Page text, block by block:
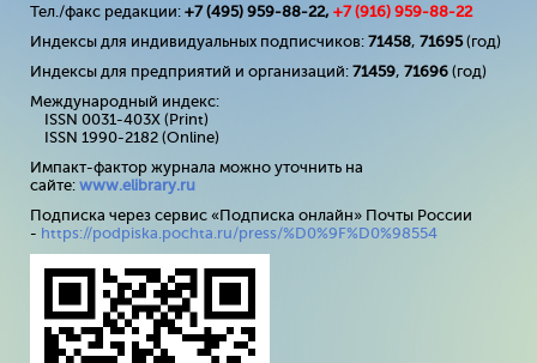
Тел./факс редакции: +7 (495) 959-88-22, +7 (916) 959-88-22
Индексы для индивидуальных подписчиков: 71458, 71695(год)
Индексы для предприятий и организаций: 71459, 71696 (год)
Международный индекс:
ISSN 0031-403X (Print)
ISSN 1990-2182 (Online)
Импакт-фактор журнала можно уточнить на
сайте: www.elibrary.ru
Подписка через сервис «Подписка онлайн» Почты России
- https://podpiska.pochta.ru/press/%D0%9F%D0%98554